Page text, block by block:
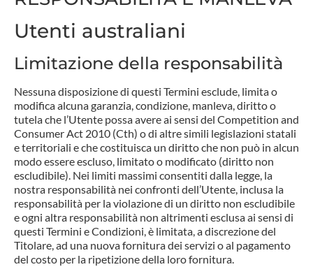
Utenti australiani
Limitazione della responsabilità
Nessuna disposizione di questi Termini esclude, limita o
modifica alcuna garanzia, condizione, manleva, diritto o
tutela che l’Utente possa avere ai sensi del Competition and
Consumer Act 2010 (Cth) o di altre simili legislazioni statali
e territoriali e che costituisca un diritto che non può in alcun
modo essere escluso, limitato o modificato (diritto non
escludibile). Nei limiti massimi consentiti dalla legge, la
nostra responsabilità nei confronti dell’Utente, inclusa la
responsabilità per la violazione di un diritto non escludibile
e ogni altra responsabilità non altrimenti esclusa ai sensi di
questi Termini e Condizioni, è limitata, a discrezione del
Titolare, ad una nuova fornitura dei servizi o al pagamento
del costo per la ripetizione della loro fornitura.